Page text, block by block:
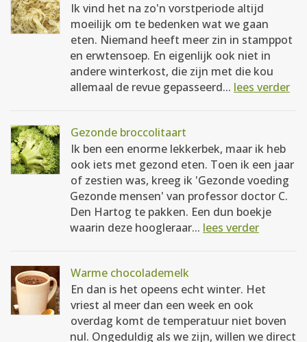
Ik vind het na zo'n vorstperiode altijd
moeilijk om te bedenken wat we gaan
eten. Niemand heeft meer zin in stamppot
en erwtensoep. En eigenlijk ook niet in
andere winterkost, die zijn met die kou
allemaal de revue gepasseerd... lees verder
Gezonde broccolitaart
Ik ben een enorme lekkerbek, maar ik heb
ook iets met gezond eten. Toen ik een jaar
of zestien was, kreeg ik 'Gezonde voeding
Gezonde mensen' van professor doctor C.
Den Hartog te pakken. Een dun boekje
waarin deze hoogleraar... lees verder
Warme chocolademelk
En dan is het opeens echt winter. Het
vriest al meer dan een week en ook
overdag komt de temperatuur niet boven
nul. Ongeduldig als we zijn, willen we direct